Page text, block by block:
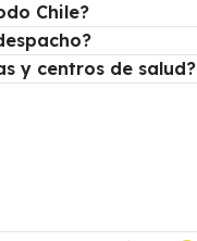
Chile?
y centros de salud?